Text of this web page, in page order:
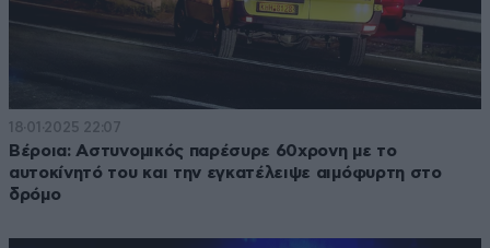
18·01·2025 22:07
Βέροια: Αστυνομικός παρέσυρε 60χρονη με το
αυτοκίνητό του και την εγκατέλειψε αιμόφυρτη στο
δρόμο